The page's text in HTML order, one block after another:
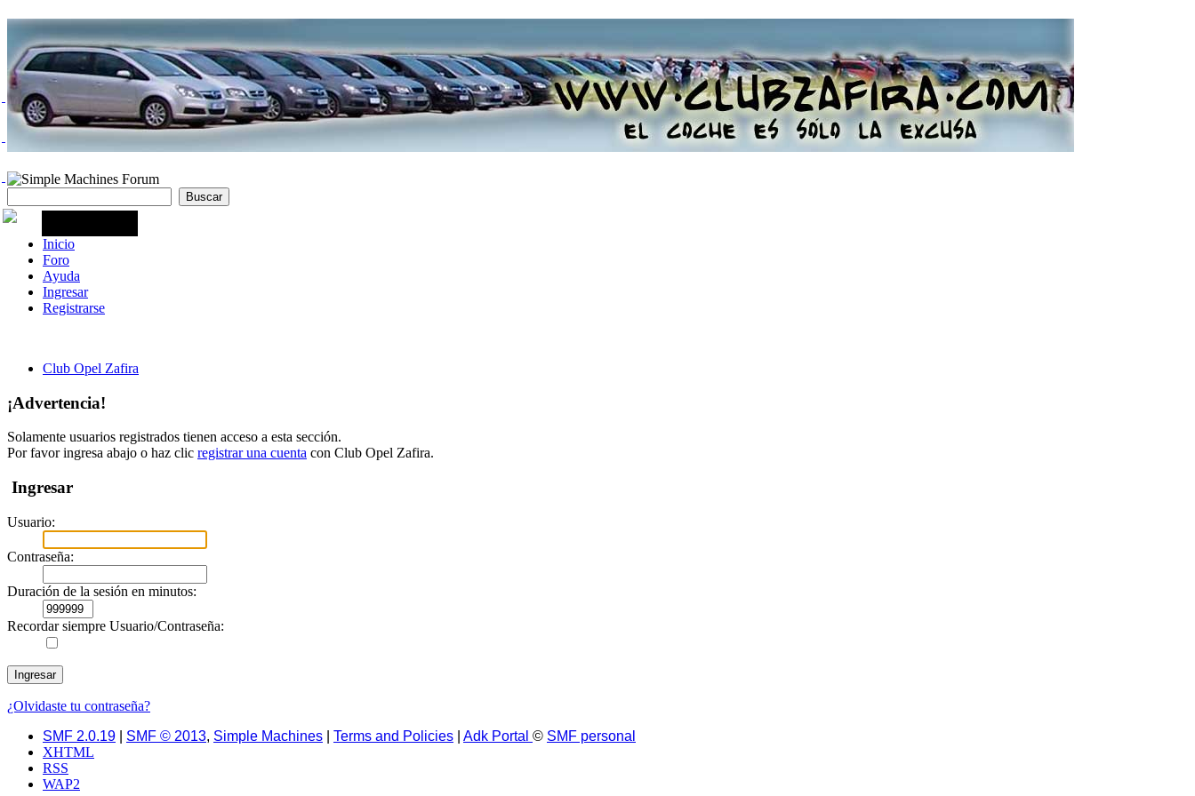
Inicio
Foro
Ayuda
Ingresar
Registrarse
Club Opel Zafira
¡Advertencia!
Solamente usuarios registrados tienen acceso a esta sección.
Por favor ingresa abajo o haz clic registrar una cuenta con Club Opel Zafira.
Ingresar
Usuario:
Contraseña:
Duración de la sesión en minutos:
Recordar siempre Usuario/Contraseña:
¿Olvidaste tu contraseña?
SMF 2.0.19
SMF © 2013, Simple Machines Terms and Policies Adk Portal © SMF personal
XHTML
RSS
WAP2